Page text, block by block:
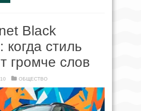
Black
когда стиль
громче слов
ОБЩЕСТВО